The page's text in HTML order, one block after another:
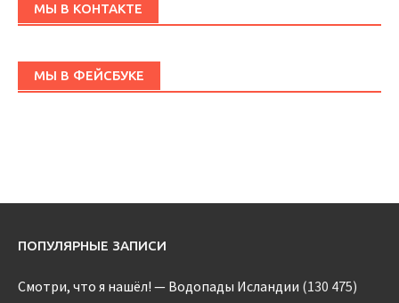
МЫ В КОНТАКТЕ
МЫ В ФЕЙСБУКЕ
ПОПУЛЯРНЫЕ ЗАПИСИ
Смотри, что я нашёл! — Водопады Исландии (130 475)